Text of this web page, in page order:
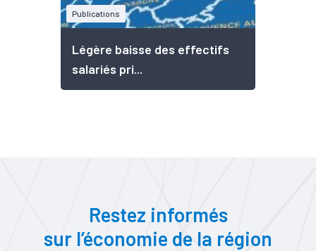
Publications
Légère baisse des effectifs
salariés pri...
Restez informés
sur l’économie de la région